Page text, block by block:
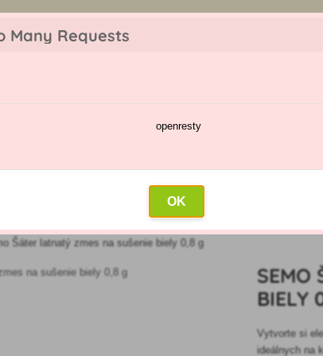
Many Requests
openresty
OK
Tovar skladom pripravíme do 30 min na základe
Kalendár postrekov Veľkoobchod
Šáter latnatý zmes na sušenie biely 0,8 g
SEMO
BIELY
Vytvorte si
ideálnych na